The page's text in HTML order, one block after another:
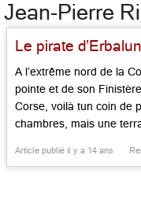
Jean-Pierre
Le pirate
A l’extrême nord de la
pointe et de son
Corse, voilà tun coin de
chambres, mais une
passionné, qui est,
Article publié il y a 14 ans